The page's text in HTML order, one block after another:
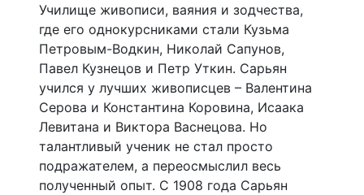
Училище живописи, ваяния и зодчества,
где его однокурсниками стали Кузьма
Петровым-Водкин, Николай Сапунов,
Павел Кузнецов и Петр Уткин. Сарьян
учился у лучших живописцев – Валентина
Серова и Константина Коровина, Исаака
Левитана и Виктора Васнецова. Но
талантливый ученик не стал просто
подражателем, а переосмыслил весь
полученный опыт. С 1908 года Сарьян